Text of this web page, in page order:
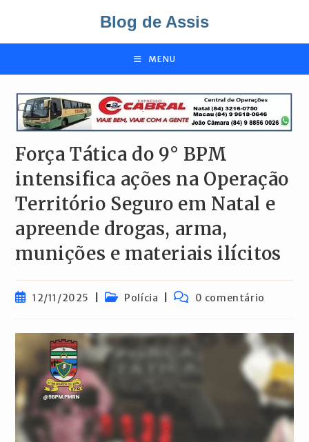
o
Blog de Assis
MENU
Força Tática do 9° BPM
intensifica ações na Operação
Território Seguro em Natal e
apreende drogas, arma,
munições e materiais ilícitos
Post12/11/2025
Categoria
Polícia
Comentários
0 comentário